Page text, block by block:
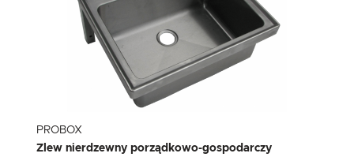
PROBOX
Zlew nierdzewny porządkowo-gospodarczy